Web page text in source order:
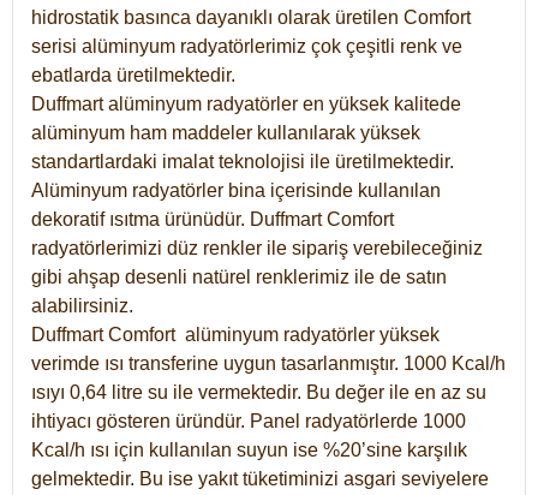
hidrostatik basınca dayanıklı olarak üretilen Comfort
serisi alüminyum radyatörlerimiz çok çeşitli renk ve
ebatlarda üretilmektedir.
Duffmart alüminyum radyatörler en yüksek kalitede
alüminyum ham maddeler kullanılarak yüksek
standartlardaki imalat teknolojisi ile üretilmektedir.
Alüminyum radyatörler bina içerisinde kullanılan
dekoratif ısıtma ürünüdür. Duffmart Comfort
radyatörlerimizi düz renkler ile sipariş verebileceğiniz
gibi ahşap desenli natürel renklerimiz ile de satın
alabilirsiniz.
Duffmart Comfort alüminyum radyatörler yüksek
verimde ısı transferine uygun tasarlanmıştır. 1000 Kcal/h
ısıyı 0,64 litre su ile vermektedir. Bu değer ile en az su
ihtiyacı gösteren üründür. Panel radyatörlerde 1000
Kcal/h ısı için kullanılan suyun ise %20’sine karşılık
gelmektedir. Bu ise yakıt tüketiminizi asgari seviyelere